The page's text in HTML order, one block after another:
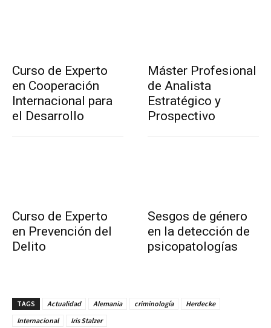
Curso de Experto
en Cooperación
Internacional para
el Desarrollo
Máster Profesional
de Analista
Estratégico y
Prospectivo
Curso de Experto
en Prevención del
Delito
Sesgos de género
en la detección de
psicopatologías
TAGS Actualidad Alemania criminología
Herdecke
Internacional
Iris Stalzer